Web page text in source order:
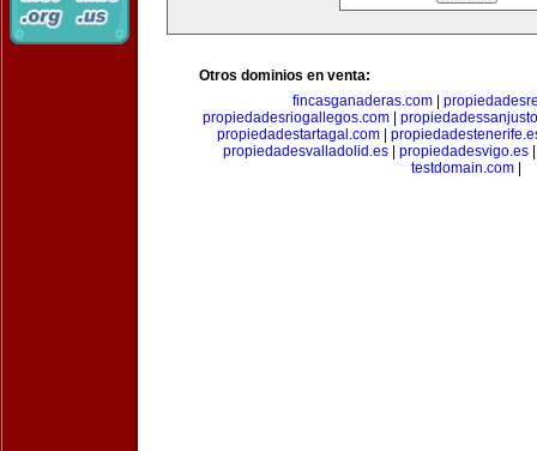
Otros dominios en venta:
fincasganaderas.com|
propiedadesriogallegos.com|
propiedadestartagal.com|
propiedadesvalladolid.es
propiedadesvigo.es
testdomain.com